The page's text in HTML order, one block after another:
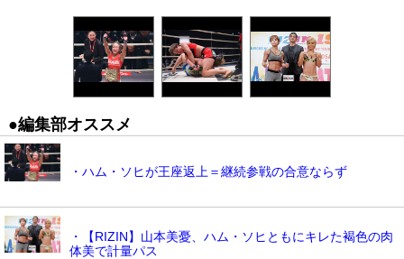
●編集部オススメ
・ハム・ソヒが王座返上＝継続参戦の合意ならず
・【RIZIN】山本美憂、ハム・ソヒともにキレた褐色の肉
体美で計量パス